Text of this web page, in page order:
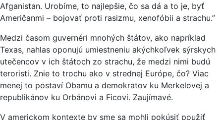
Afganistan. Urobíme, to najlepšie, čo sa dá a to je, byť
Američanmi – bojovať proti rasizmu, xenofóbii a strachu.”
Medzi časom guvernéri mnohých štátov, ako napríklad
Texas, nahlas oponujú umiestneniu akýchkoľvek sýrskych
utečencov v ich štátoch zo strachu, že medzi nimi budú
teroristi. Znie to trochu ako v strednej Európe, čo? Viac
menej to postaví Obamu a demokratov ku Merkelovej a
republikánov ku Orbánovi a Ficovi. Zaujímavé.
V americkom kontexte by sme sa mohli pokúsiť použiť